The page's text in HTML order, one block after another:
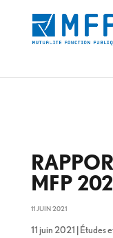
MFP
11 JUIN 2021
11 juin 2021 |Études